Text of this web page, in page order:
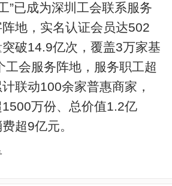
”已成为深圳工会联系服务
地，实名认证会员达502
破14.9亿次，覆盖3万家基
工会服务阵地，服务职工超
联动100余家普惠商家，
万份、总价值1.2亿
超9亿元。